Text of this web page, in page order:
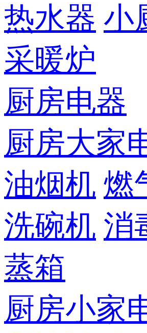
热水器 小
采暖炉
厨房电器
厨房大家
油烟机 燃
洗碗机 消
蒸箱
厨房小家